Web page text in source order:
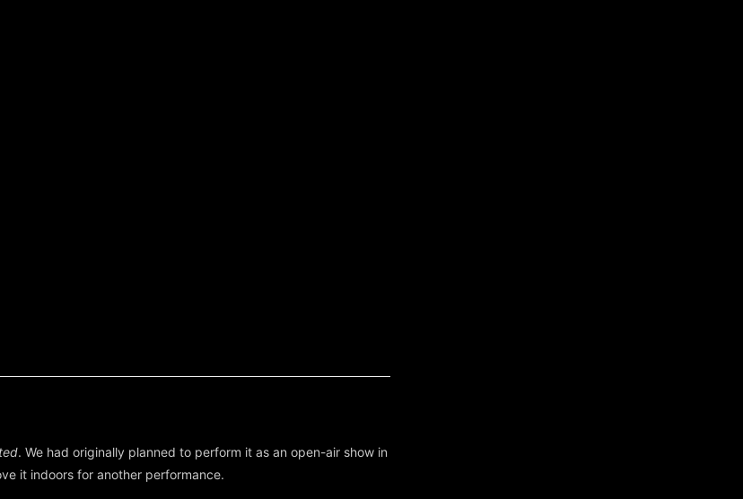
. We had originally planned to perform it as an open-air show in
it indoors for another performance.